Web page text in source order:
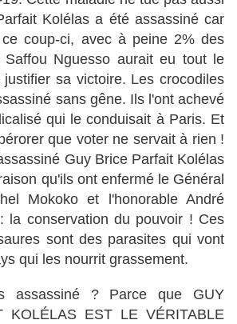
Kolélas a été assassiné car
coup-ci, avec à peine 2% des
Saffou Nguesso aurait eu tout le
sa victoire. Les crocodiles
sans gêne. Ils l'ont achevé
qui le conduisait à Paris. Et
que voter ne servait à rien !
Guy Brice Parfait Kolélas
qu'ils ont enfermé le Général
Mokoko et l'honorable André
la conservation du pouvoir ! Ces
sont des parasites qui vont
qui les nourrit grassement.
assassiné ? Parce que GUY
KOLÉLAS EST LE VÉRITABLE